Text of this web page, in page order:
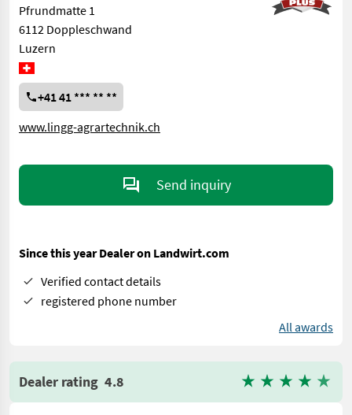
Pfrundmatte 1
6112 Doppleschwand
Luzern
+41 41 *** ** **
www.lingg-agrartechnik.ch
Send inquiry
Since this year Dealer on Landwirt.com
Verified contact details
registered phone number
All awards
Dealer rating 4.8